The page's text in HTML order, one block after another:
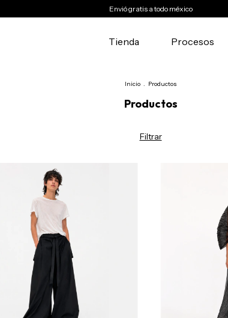
Envió gratis a todo méxico
Tienda Procesos
Inicio . Productos
Productos
Filtrar